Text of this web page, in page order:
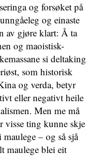
og forsøket på
og einaste
av gjøre klart: Å ta
og maoistisk-
si deltaking
som historisk
og verda, betyr
eller negativt heile
Men me må
visse ting kunne skje
– og så sjå
maulege blei eit